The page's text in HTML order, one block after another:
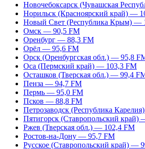
Новочебоксарск (Чувашская
Норильск (Красноярский край) —
Новый Свет (Республика Крым) —
Омск — 90,5 FM
Оренбург — 88,3 FM
Орёл — 95,6 FM
Орск (Оренбургская обл.) — 95,8
Оса (Пермский край) — 103,3 FM
Осташков (Тверская обл.) — 99,4
Пенза — 94,7 FM
Пермь — 95,0 FM
Псков — 88,8 FM
Петрозаводск (Республика
Пятигорск (Ставропольский край)
Ржев (Тверская обл.) — 102,4 FM
Ростов-на-Дону — 95,7 FM
Русское (Ставропольский край) —